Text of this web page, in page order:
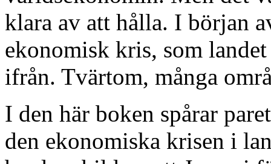
klara av att hålla. I början
ekonomisk kris, som
ifrån. Tvärtom, många
I den här boken spårar
den ekonomiska krisen i